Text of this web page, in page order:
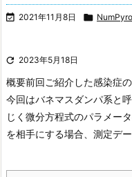
 2021年11月8日  NumPyro
 2023年5月18日
概要前回ご紹介した感染症
今回はバネマスダンパ系と
じく微分方程式のパラメー
を相手にする場合、測定デ